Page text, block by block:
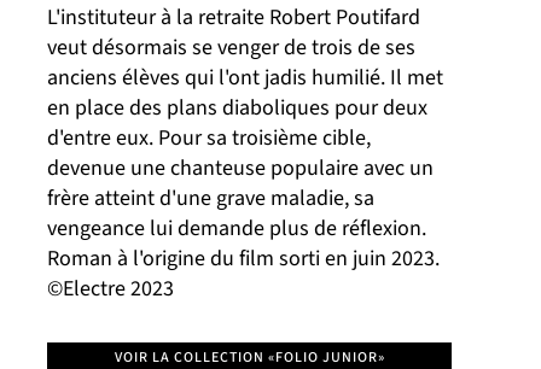
L'instituteur à la retraite Robert Poutifard
veut désormais se venger de trois de ses
anciens élèves qui l'ont jadis humilié. Il met
en place des plans diaboliques pour deux
d'entre eux. Pour sa troisième cible,
devenue une chanteuse populaire avec un
frère atteint d'une grave maladie, sa
vengeance lui demande plus de réflexion.
Roman à l'origine du film sorti en juin 2023.
©Electre 2023
VOIR LA COLLECTION «FOLIO JUNIOR»